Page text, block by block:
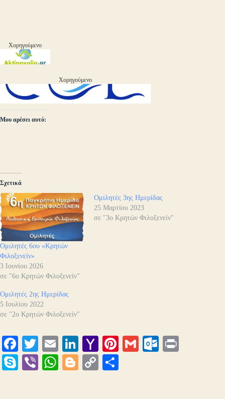
Χορηγούμενο
Χορηγούμενο
Μου αρέσει αυτό:
Σχετικά
Ομιλητές 6ου «Κρητών
Φιλοξενείν»
3 Ιουνίου 2026
σε "6ο Κρητών Φιλοξενείν"
Ομιλητές 3ης Ημερίδας
25 Μαρτίου 2023
σε "3ο Κρητών Φιλοξενείν"
Ομιλητές 2ης Ημερίδας
5 Ιουλίου 2022
σε "2ο Κρητών Φιλοξενείν"
Fa
ce
bo
T
wi
tte
E
m
ail
Li
nk
ed
Y
ah
oo
Pi
G
O
S
Vi
W
Bl
C